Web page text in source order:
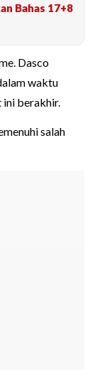
Bahas 17+8
Dasco
waktu
ini berakhir.
salah